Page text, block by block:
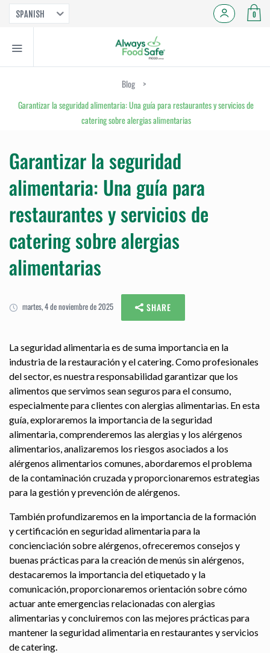
SPANISH 0
Blog
>
Garantizar la seguridad alimentaria: Una guía para restaurantes y servicios de
catering sobre alergias alimentarias
Garantizar la seguridad
alimentaria: Una guía para
restaurantes y servicios de
catering sobre alergias
alimentarias
martes, 4 de noviembre de 2025 SHARE
La seguridad alimentaria es de suma importancia en la
industria de la restauración y el catering. Como profesionales
del sector, es nuestra responsabilidad garantizar que los
alimentos que servimos sean seguros para el consumo,
especialmente para clientes con alergias alimentarias. En esta
guía, exploraremos la importancia de la seguridad
alimentaria, comprenderemos las alergias y los alérgenos
alimentarios, analizaremos los riesgos asociados a los
alérgenos alimentarios comunes, abordaremos el problema
de la contaminación cruzada y proporcionaremos estrategias
para la gestión y prevención de alérgenos.
También profundizaremos en la importancia de la formación
y certificación en seguridad alimentaria para la
concienciación sobre alérgenos, ofreceremos consejos y
buenas prácticas para la creación de menús sin alérgenos,
destacaremos la importancia del etiquetado y la
comunicación, proporcionaremos orientación sobre cómo
actuar ante emergencias relacionadas con alergias
alimentarias y concluiremos con las mejores prácticas para
mantener la seguridad alimentaria en restaurantes y servicios
de catering.